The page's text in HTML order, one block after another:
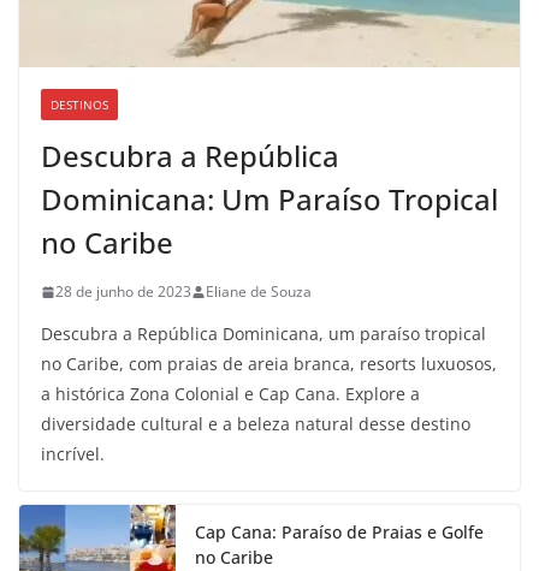
DESTINOS
Descubra a República
Dominicana: Um Paraíso Tropical
no Caribe
28 de junho de 2023 Eliane de Souza
Descubra a República Dominicana, um paraíso tropical
no Caribe, com praias de areia branca, resorts luxuosos,
a histórica Zona Colonial e Cap Cana. Explore a
diversidade cultural e a beleza natural desse destino
incrível.
Cap Cana: Paraíso de Praias e Golfe
no Caribe